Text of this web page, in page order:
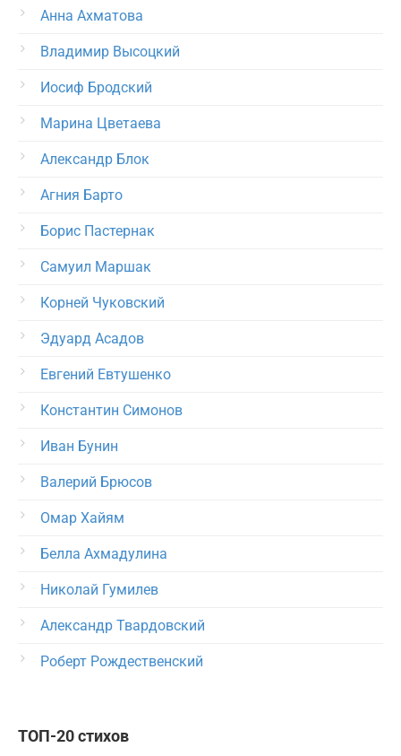
Анна Ахматова
Владимир Высоцкий
Иосиф Бродский
Марина Цветаева
Александр Блок
Агния Барто
Борис Пастернак
Самуил Маршак
Корней Чуковский
Эдуард Асадов
Евгений Евтушенко
Константин Симонов
Иван Бунин
Валерий Брюсов
Омар Хайям
Белла Ахмадулина
Николай Гумилев
Александр Твардовский
Роберт Рождественский
ТОП-20 стихов